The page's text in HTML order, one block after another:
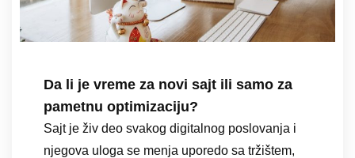
Da li je vreme za novi sajt ili samo za
pametnu optimizaciju?
Sajt je živ deo svakog digitalnog poslovanja i
njegova uloga se menja uporedo sa tržištem,